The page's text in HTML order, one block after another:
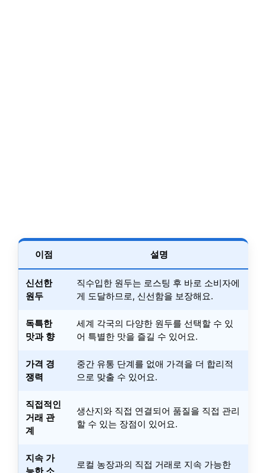
이점 설명
신선한
원두
직수입한 원두는 로스팅 후 바로 소비자에
게 도달하므로, 신선함을 보장해요.
독특한
맛과 향
세계 각국의 다양한 원두를 선택할 수 있
어 특별한 맛을 즐길 수 있어요.
가격 경
쟁력
중간 유통 단계를 없애 가격을 더 합리적
으로 맞출 수 있어요.
직접적인
거래 관
계
생산지와 직접 연결되어 품질을 직접 관리
할 수 있는 장점이 있어요.
지속 가
로컬 농장과의 직접 거래로 지속 가능한